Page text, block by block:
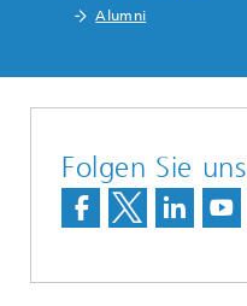
Alumni
Folgen Sie uns